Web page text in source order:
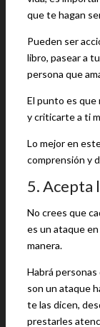
que te hagan
Pueden ser
libro, pasear a
persona que
El punto es
y criticarte a ti
Lo mejor en
comprensión y
5. Acepta
No crees que
es un ataque
manera.
Habrá
son un ataque
te las dicen,
prestarles